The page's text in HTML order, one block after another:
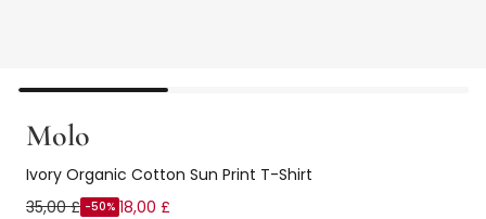
Molo
Ivory Organic Cotton Sun Print T-Shirt
35,00 £ -50% 18,00 £